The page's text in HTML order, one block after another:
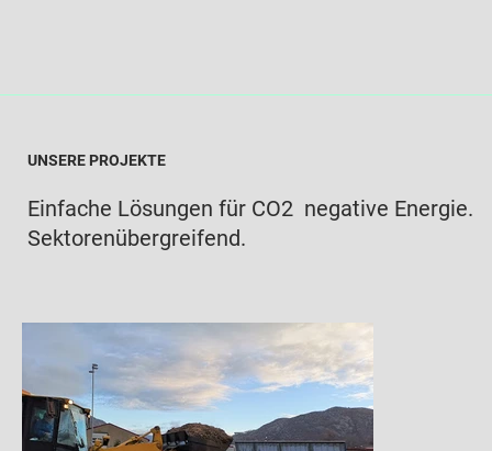
Einfache Lösungen für CO2 negative Energie.
Sektorenübergreifend.
UNSERE PROJEKTE